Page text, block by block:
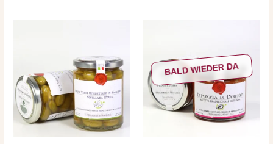
BALD WIEDER DA